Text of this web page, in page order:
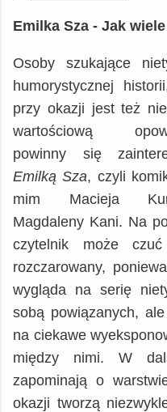
Emilka Sza - Jak
Osoby szukające
humorystycznej
przy okazji jest też
wartościową
powinny się
Emilką Sza, czyli
mim Macieja
Magdaleny Kani. Na
czytelnik może
rozczarowany,
wygląda na serię
sobą powiązanych,
na ciekawe
między nimi. W
zapominają o
okazji tworzą